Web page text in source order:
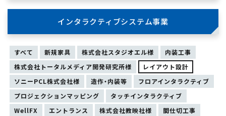
インタラクティブシステム事業
すべて 新規家具 株式会社スタジオエル様
内装工事
株式会社トータルメディア開発研究所様
レイアウト設計
ソニーPCL株式会社様
造作・内装等
フロアインタラクティブ
プロジェクションマッピング
タッチインタラクティブ
WellFX
エントランス 株式会社教映社様
間仕切工事